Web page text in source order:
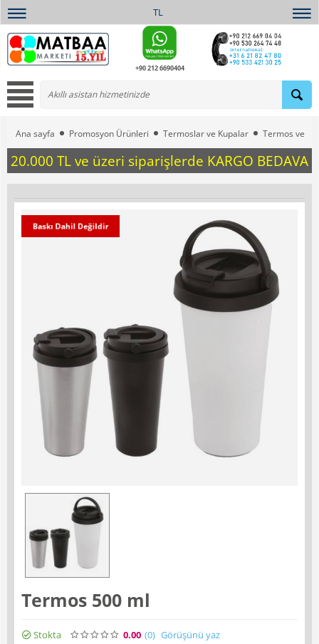
TL
+90 212 6690404
Ana sayfa Promosyon Ürünleri Termoslar ve Kupalar Termos ve
20.000 TL ve üzeri siparişlerde KARGO BEDAVA
Baskı Dahil Değildir
Termos 500 ml
Stokta 0.00 (0) Görüşünü yaz